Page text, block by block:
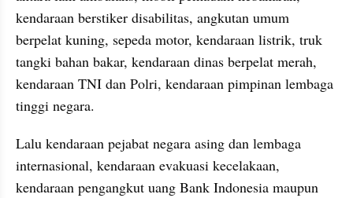
kendaraan berstiker disabilitas, angkutan umum
berpelat kuning, sepeda motor, kendaraan listrik, truk
tangki bahan bakar, kendaraan dinas berpelat merah,
kendaraan TNI dan Polri, kendaraan pimpinan lembaga
tinggi negara.
Lalu kendaraan pejabat negara asing dan lembaga
internasional, kendaraan evakuasi kecelakaan,
kendaraan pengangkut uang Bank Indonesia maupun